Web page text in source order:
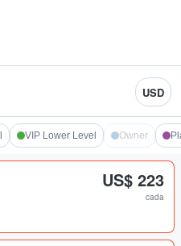
USD
VIP Lower Level Owner
US$ 223
cada